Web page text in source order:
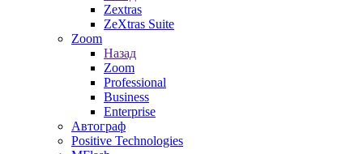
Zextras
ZeXtras Suite
Zoom
Назад
Zoom
Professional
Business
Enterprise
Автограф
Positive Technologies